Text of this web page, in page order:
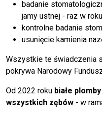
badanie
jamy ustnej - raz w roku
kontrolne badanie
usunięcie kamienia
Wszystkie te świadczenia
pokrywa Narodowy
Od 2022 roku białe plomby
wszystkich zębów - w